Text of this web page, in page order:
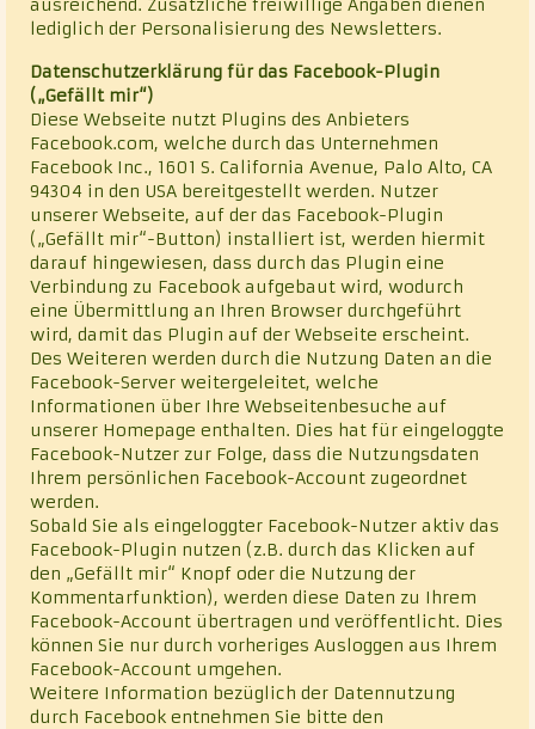
ausreichend. Zusätzliche freiwillige Angaben dienen
lediglich der Personalisierung des Newsletters.
Datenschutzerklärung für das Facebook-Plugin
(„Gefällt mir“)
Diese Webseite nutzt Plugins des Anbieters
Facebook.com, welche durch das Unternehmen
Facebook Inc., 1601 S. California Avenue, Palo Alto, CA
94304 in den USA bereitgestellt werden. Nutzer
unserer Webseite, auf der das Facebook-Plugin
(„Gefällt mir“-Button) installiert ist, werden hiermit
darauf hingewiesen, dass durch das Plugin eine
Verbindung zu Facebook aufgebaut wird, wodurch
eine Übermittlung an Ihren Browser durchgeführt
wird, damit das Plugin auf der Webseite erscheint.
Des Weiteren werden durch die Nutzung Daten an die
Facebook-Server weitergeleitet, welche
Informationen über Ihre Webseitenbesuche auf
unserer Homepage enthalten. Dies hat für eingeloggte
Facebook-Nutzer zur Folge, dass die Nutzungsdaten
Ihrem persönlichen Facebook-Account zugeordnet
werden.
Sobald Sie als eingeloggter Facebook-Nutzer aktiv das
Facebook-Plugin nutzen (z.B. durch das Klicken auf
den „Gefällt mir“ Knopf oder die Nutzung der
Kommentarfunktion), werden diese Daten zu Ihrem
Facebook-Account übertragen und veröffentlicht. Dies
können Sie nur durch vorheriges Ausloggen aus Ihrem
Facebook-Account umgehen.
Weitere Information bezüglich der Datennutzung
durch Facebook entnehmen Sie bitte den